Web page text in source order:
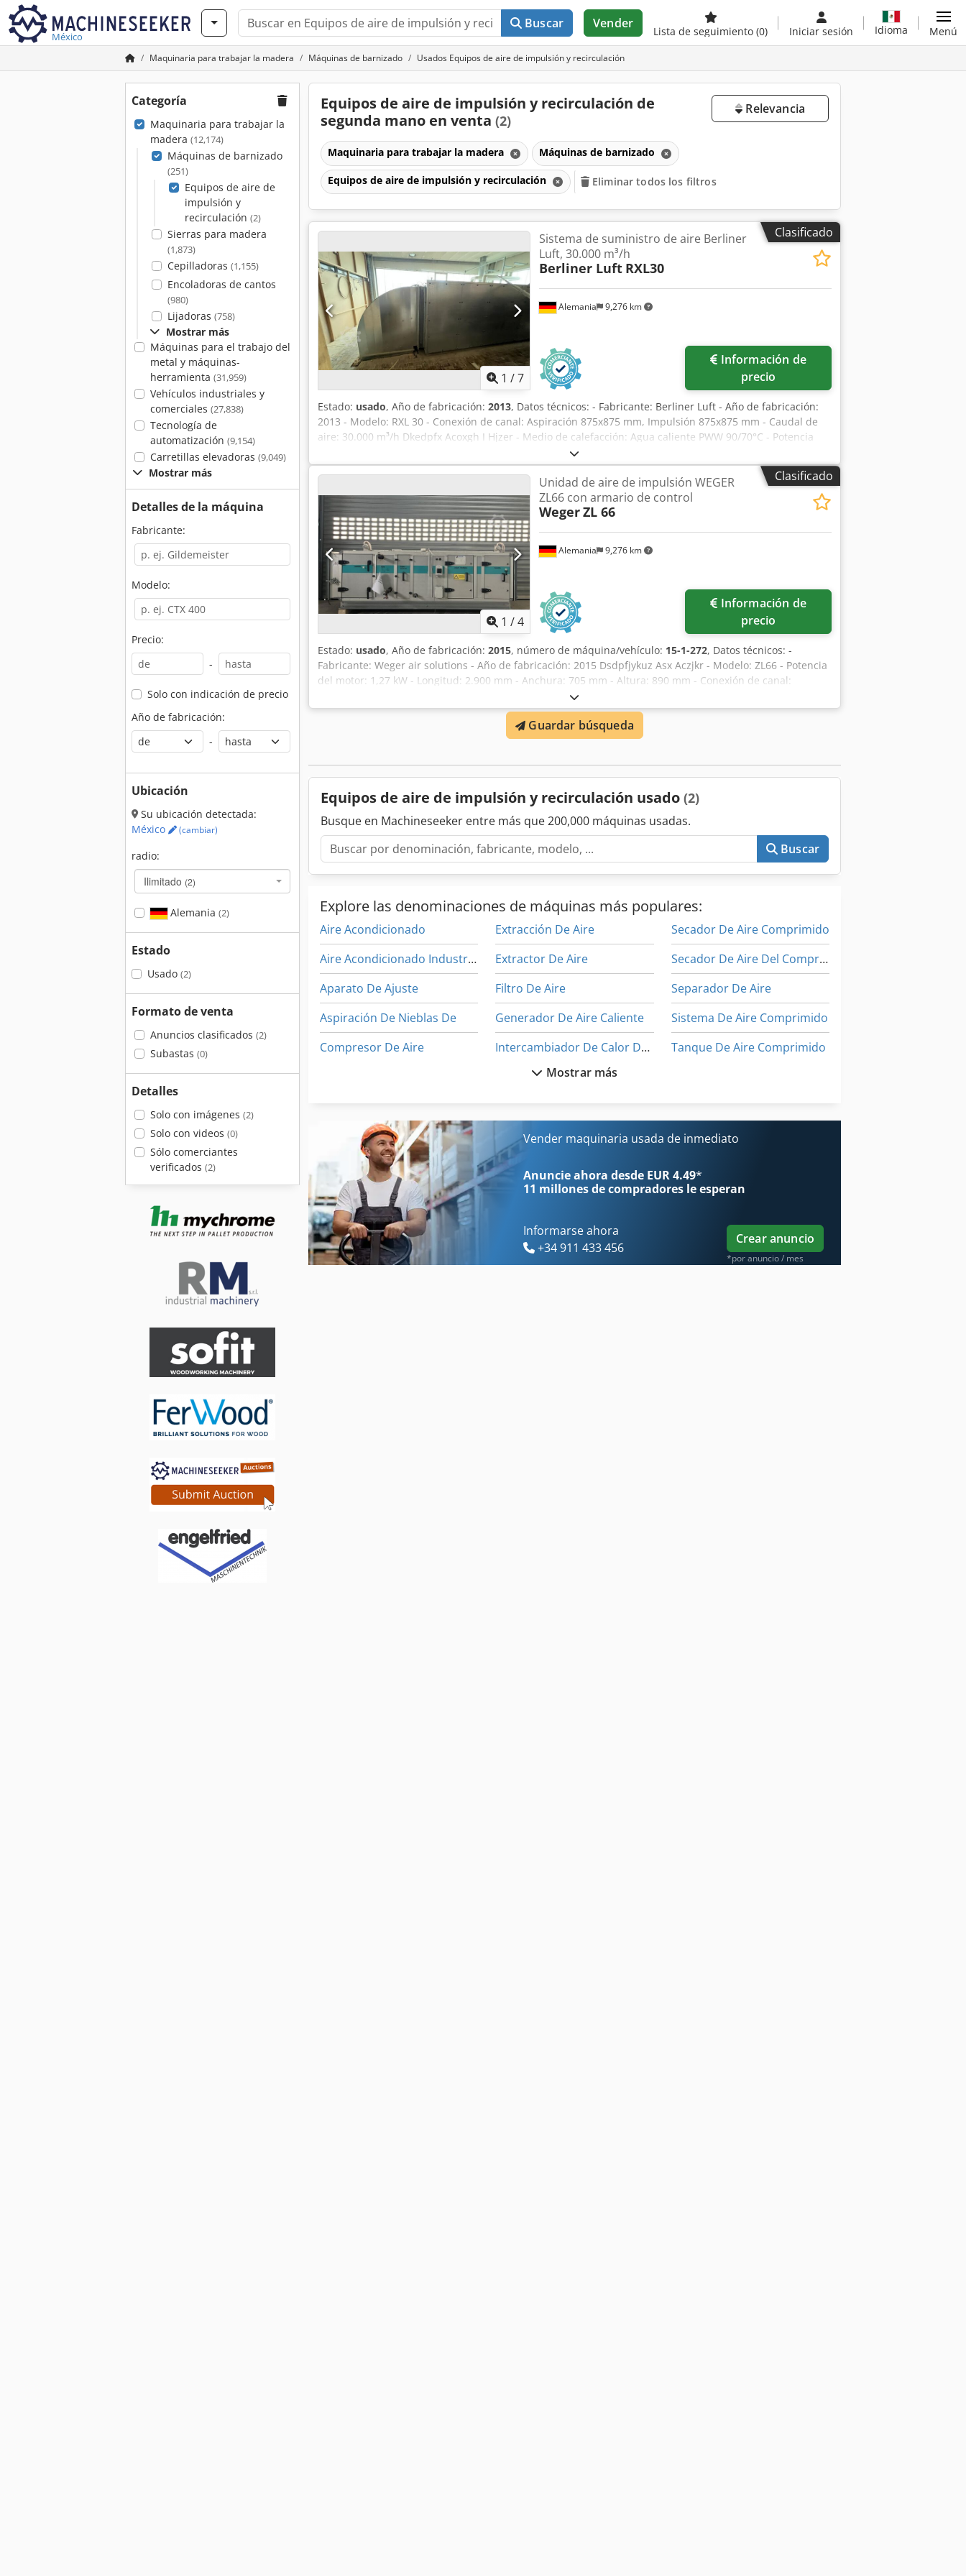
México
Buscar Vender
Lista de seguimiento (0) Iniciar sesión Idioma Menú
Maquinaria para trabajar la madera Máquinas de barnizado Usados Equipos de aire de impulsión y recirculación
Categoría
Maquinaria para trabajar la
madera (12,174)
Máquinas de barnizado
(251)
Equipos de aire de
impulsión y
recirculación (2)
Sierras para madera
(1,873)
Cepilladoras (1,155)
Encoladoras de cantos
(980)
Lijadoras (758)
Mostrar más
Máquinas para el trabajo del
metal y máquinas-
herramienta (31,959)
Vehículos industriales y
comerciales (27,838)
Tecnología de
automatización (9,154)
Carretillas elevadoras (9,049)
Mostrar más
Detalles de la máquina
Fabricante:
Modelo:
Precio:
-
Solo con indicación de precio
Año de fabricación:
-
Ubicación
Su ubicación detectada:
México
(cambiar)
radio:
Ilimitado (2)
Alemania (2)
Estado
Usado (2)
Formato de venta
Anuncios clasificados (2)
Subastas (0)
Detalles
Solo con imágenes (2)
Solo con videos (0)
Sólo comerciantes
verificados (2)
Equipos de aire de impulsión y recirculación de
segunda mano en venta (2)
Relevancia
Maquinaria para trabajar la madera Máquinas de barnizado
Equipos de aire de impulsión y recirculación Eliminar todos los filtros
Clasificado
1 /7
Alemania 9,276 km
Sistema de suministro de aire Berliner
Luft, 30.000 m³/h
Berliner Luft RXL30
precio
Estado: usado, Año de fabricación: 2013, Datos técnicos: - Fabricante: Berliner Luft - Año de fabricación:
2013 - Modelo: RXL 30 - Conexión de canal: Aspiración 875x875 mm, Impulsión 875x875 mm - Caudal de
aire: 30.000 m³/h Dkedpfx Acoxgh I Hjzer - Medio de calefacción: Agua caliente PWW 90/70°C - Potencia
térmica Q: máx. 344,29 kW - Medio agua: 4,24 m³/h - Diámetro de conexión de la tubería de calefacción: 1
pulgada - Potencia del motor: 15 kW - Ubicación: en stock - Fluctuaciones de tensión: máx. +/- 5 % - Sin
armario de control Dimensiones: - Longitud: 5.300 mm - Ancho: 2.000 mm - Altura: 1.755 mm
Clasificado
1 /4
Alemania 9,276 km
Unidad de aire de impulsión WEGER
ZL66 con armario de control
WegerZL 66
precio
Estado: usado, Año de fabricación: 2015, número de máquina/vehículo: 15-1-272, Datos técnicos: -
Fabricante: Weger air solutions - Año de fabricación: 2015 Dsdpfjykuz Asx Aczjkr - Modelo: ZL66 - Potencia
del motor: 1,27 kW - Longitud: 2.900 mm - Anchura: 705 mm - Altura: 890 mm - Conexión de canal:
aspiración 605x655 mm, impulsión 605x560 mm - Medio calefactor: agua caliente PWW 70/50 - Caudal de
aire: 3.000 m³/h - Diámetro de conexión de la tubería de calefacción: DN 32 mm - Voltaje: 230V -
Ubicación: en stock - Fluctuaciones de tensión máx.: +/- 5 %
Guardar búsqueda
Equipos de aire de impulsión y recirculación usado (2)
Busque en Machineseeker entre más que 200,000 máquinas usadas.
Buscar
Explore las denominaciones de máquinas más populares:
Aire Acondicionado
Aire Acondicionado Industrial
Aparato De Ajuste
Aspiración De Nieblas De
Compresor De Aire
Enfriador De Aire
Equipo Adicional
Extracción De Aire
Extractor De Aire
Filtro De Aire
Generador De Aire Caliente
Intercambiador De Calor De Aire
Motor De Aire
Oferta De Aireadores
Secador De Aire
Secador De Aire Comprimido
Secador De Aire Del Compresor
Separador De Aire
Sistema De Aire Comprimido
Tanque De Aire Comprimido
Mostrar más
Vender maquinaria usada de inmediato
Anuncie ahora desde EUR 4.49*
11 millones de compradores le esperan
Informarse ahora
+34 911 433 456
Crear anuncio
*por anuncio / mes